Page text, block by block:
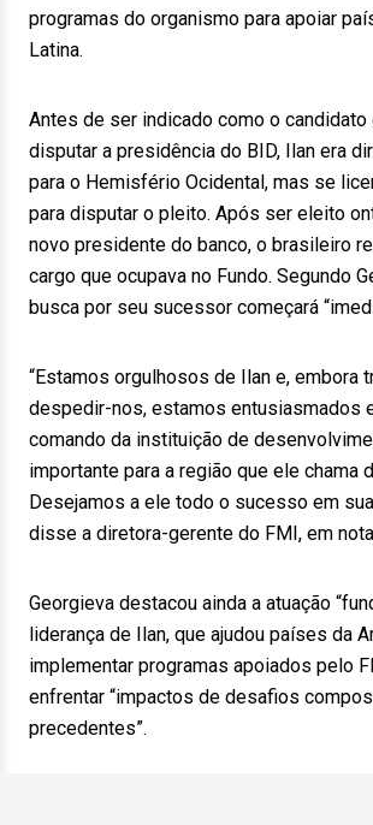
programas do organismo para apoiar
Latina.
Antes de ser indicado como o candidato
disputar a presidência do BID, Ilan era
para o Hemisfério Ocidental, mas se
para disputar o pleito. Após ser eleito
novo presidente do banco, o brasileiro
cargo que ocupava no Fundo. Segundo
busca por seu sucessor começará
“Estamos orgulhosos de Ilan e, embora
despedir-nos, estamos entusiasmados
comando da instituição de
importante para a região que ele chama
Desejamos a ele todo o sucesso em
disse a diretora-gerente do FMI, em
Georgieva destacou ainda a atuação
liderança de Ilan, que ajudou países da
implementar programas apoiados pelo
enfrentar “impactos de desafios
precedentes”.